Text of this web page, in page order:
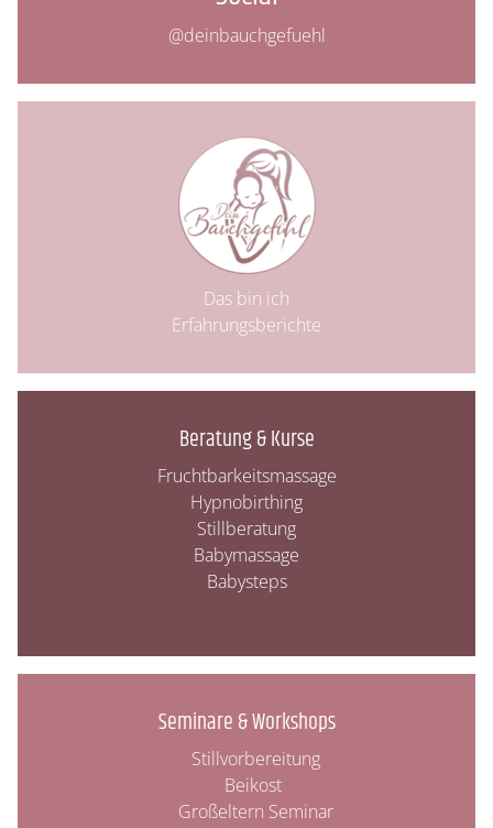
@deinbauchgefuehl
Das bin ich
Erfahrungsberichte
Beratung & Kurse
Fruchtbarkeitsmassage
Hypnobirthing
Stillberatung
Babymassage
Babysteps
Seminare & Workshops
Stillvorbereitung
Beikost
Großeltern Seminar